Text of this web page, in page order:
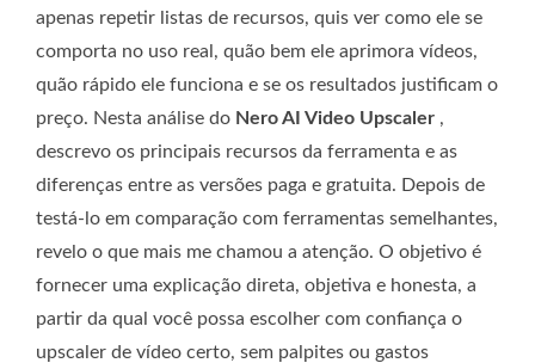
apenas repetir listas de recursos, quis ver como ele se
comporta no uso real, quão bem ele aprimora vídeos,
quão rápido ele funciona e se os resultados justificam o
preço. Nesta análise do Nero AI Video Upscaler ,
descrevo os principais recursos da ferramenta e as
diferenças entre as versões paga e gratuita. Depois de
testá-lo em comparação com ferramentas semelhantes,
revelo o que mais me chamou a atenção. O objetivo é
fornecer uma explicação direta, objetiva e honesta, a
partir da qual você possa escolher com confiança o
upscaler de vídeo certo, sem palpites ou gastos